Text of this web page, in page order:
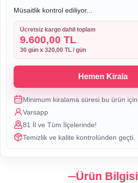
Müsaitlik kontrol ediliyor...
Ücretsiz kargo dahil toplam
9.600,00 TL
30 gün x 320,00 TL / gün
Hemen Kirala
Minimum kiralama süresi bu ürün için
Varsapp
81 İl ve Tüm İlçelerinde!
Temizlik ve kalite kontrolünden geçti.
Ürün Bilgisi